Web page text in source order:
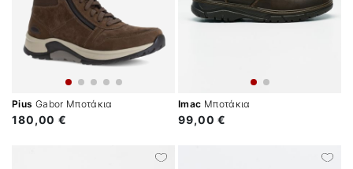
Pius Gabor Μποτάκια
180,00 €
Imac Μποτάκια
99,00 €